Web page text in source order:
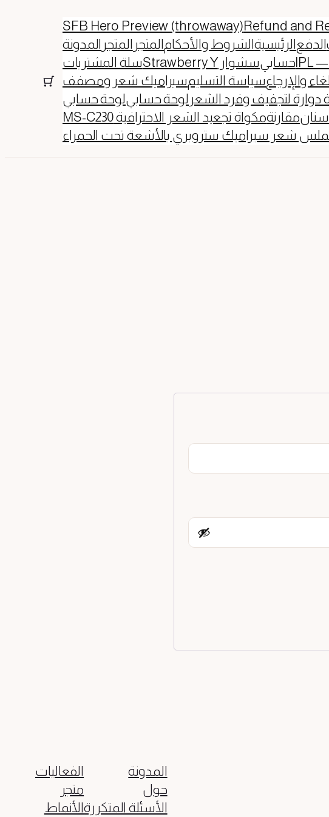
Refund and
SFB Hero Preview (throwaway)
الدفعالرئيسيةالشروط والأحكامالمتجر المتجر المدونة
حسابيسشوار Strawberry Y
سلة المشتريات
والإرجاعسياسة التسليمسيراميك شعر ومصفف
دوارة لتجفيف وفرد الشعر لوحة حسابيلوحة حسابي
مقارنةمكواة تجعيد الشعر الاحترافية MS-C230
شعر سيراميك ستروبري بالأشعة تحت الحمراء
المدونة
حول
الأسئلة المتكررة
الفعاليات
متجر
الأنماط